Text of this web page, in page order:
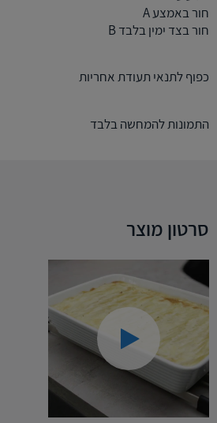
חור באמצע A
חור בצד ימין בלבד B
כפוף לתנאי תעודת אחריות
התמונות להמחשה בלבד
סרטון מוצר